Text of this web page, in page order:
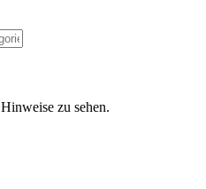
zu sehen.